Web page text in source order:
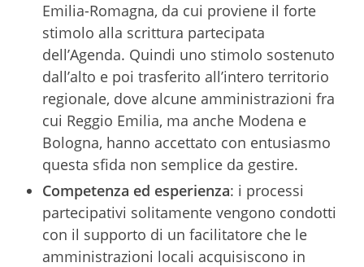
Emilia-Romagna, da cui proviene il forte
stimolo alla scrittura partecipata
dell’Agenda. Quindi uno stimolo sostenuto
dall’alto e poi trasferito all’intero territorio
regionale, dove alcune amministrazioni fra
cui Reggio Emilia, ma anche Modena e
Bologna, hanno accettato con entusiasmo
questa sfida non semplice da gestire.
Competenza ed esperienza: i processi
partecipativi solitamente vengono condotti
con il supporto di un facilitatore che le
amministrazioni locali acquisiscono in